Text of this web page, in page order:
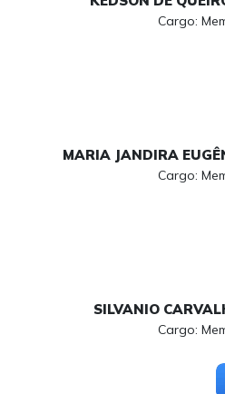
Cargo:
MARIA JANDIRA
Cargo:
SILVANIO
Cargo: